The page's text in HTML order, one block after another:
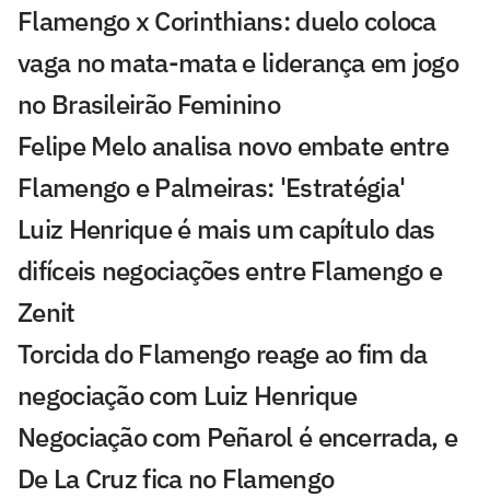
Flamengo x Corinthians: duelo coloca
vaga no mata-mata e liderança em jogo
no Brasileirão Feminino
Felipe Melo analisa novo embate entre
Flamengo e Palmeiras: 'Estratégia'
Luiz Henrique é mais um capítulo das
difíceis negociações entre Flamengo e
Zenit
Torcida do Flamengo reage ao fim da
negociação com Luiz Henrique
Negociação com Peñarol é encerrada, e
De La Cruz fica no Flamengo